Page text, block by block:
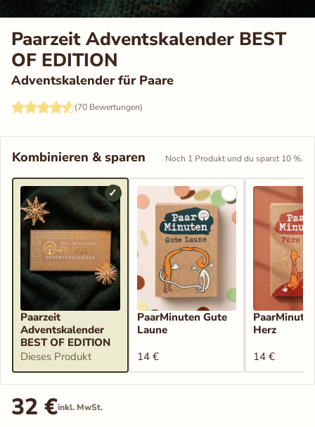
Paarzeit Adventskalender BEST
OF EDITION
Adventskalender für Paare
(70 Bewertungen)
Kombinieren & sparen Noch 1 Produkt und du sparst 10 %.
✓
Paarzeit
Adventskalender
BEST OF EDITION
Dieses Produkt
PaarMinuten Gute
Laune
14 €
Herz
14€
32 €inkl. MwSt.